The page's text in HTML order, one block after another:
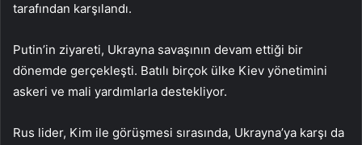
tarafından karşılandı.
Putin’in ziyareti, Ukrayna savaşının devam ettiği bir
dönemde gerçekleşti. Batılı birçok ülke Kiev yönetimini
askeri ve mali yardımlarla destekliyor.
Rus lider, Kim ile görüşmesi sırasında, Ukrayna’ya karşı da